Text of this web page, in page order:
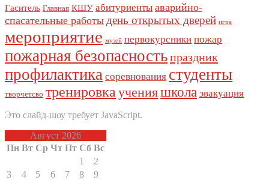
Гаситель Главная КШУ абитуриенты аварийно-
спасательные работы день открытых дверей игра
мероприятие музей первокурсники пожар
пожарная безопасностьпраздник
профилактика соревнования студенты
творчетсво тренировка ученияшкола эвакуация
Это слайд-шоу требует JavaScript.
Август 2026
Пн Вт Ср Чт Пт Сб Вс
1
2
3
4 5 6 7 8
9